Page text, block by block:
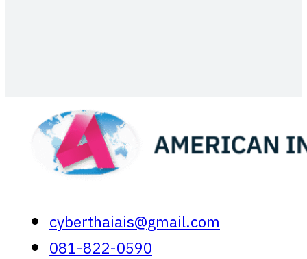
cyberthaiais@gmail.com
081-822-0590